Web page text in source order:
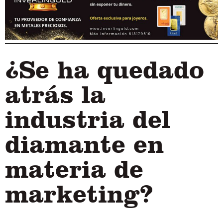
¿Se ha quedado
atrás la
industria del
diamante en
materia de
marketing?